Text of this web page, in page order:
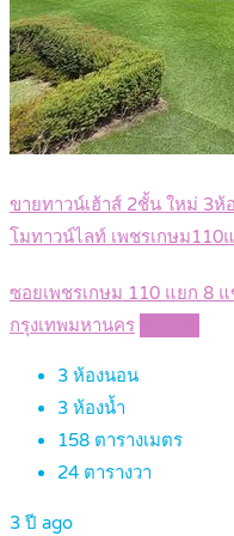
ขายทาวน์เฮ้าส์ 2ชั้น ใหม่ 3ห้
โมทาวน์ไลท์ เพชรเกษม
ซอยเพชรเกษม 110 แยก 8
กรุงเทพมหานคร
3 ห้องนอน
3 ห้องน้ำ
158 ตารางเมตร
24 ตารางวา
3 ปี ago